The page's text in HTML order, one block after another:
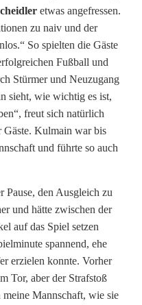
etwas angefressen.
zu naiv und der
So spielten die Gäste
Fußball und
Stürmer und Neuzugang
sieht, wie wichtig es ist,
freut sich natürlich
Gäste. Kulmain war bis
und führte so auch
Pause, den Ausgleich zu
und hätte zwischen der
auf das Spiel setzen
spannend, ehe
erzielen konnte. Vorher
Tor, aber der Strafstoß
Mannschaft, wie sie